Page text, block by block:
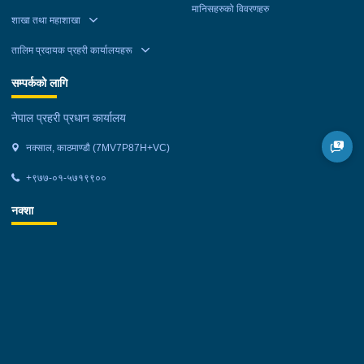
शाखा तथा महाशाखा
तालिम प्रदायक प्रहरी कार्यालयहरू
मानिसहरुको विवरणहरु
सम्पर्कको लागि
नेपाल प्रहरी प्रधान कार्यालय
नक्साल, काठमाण्डौ (7MV7P87H+VC)
+९७७-०१-५७१९९००
नक्शा